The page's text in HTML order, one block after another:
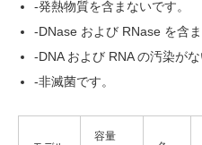
-発熱物質を含まないです。
-DNase および RNase を含ま
-DNA および RNA の汚染がな
-非滅菌です。
容量